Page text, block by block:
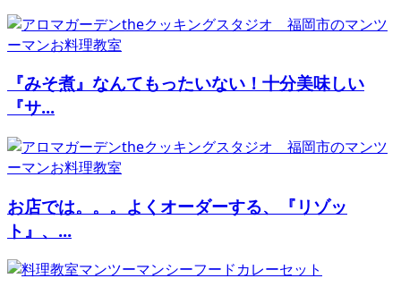
『みそ煮』なんてもったいない！十分美味しい
『サ...
お店では。。。よくオーダーする、『リゾッ
ト』、...